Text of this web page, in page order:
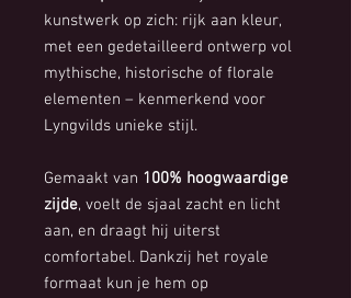
kunstwerk op zich: rijk aan kleur,
met een gedetailleerd ontwerp vol
mythische, historische of florale
elementen – kenmerkend voor
Lyngvilds unieke stijl.
Gemaakt van 100% hoogwaardige
zijde, voelt de sjaal zacht en licht
aan, en draagt hij uiterst
comfortabel. Dankzij het royale
formaat kun je hem op